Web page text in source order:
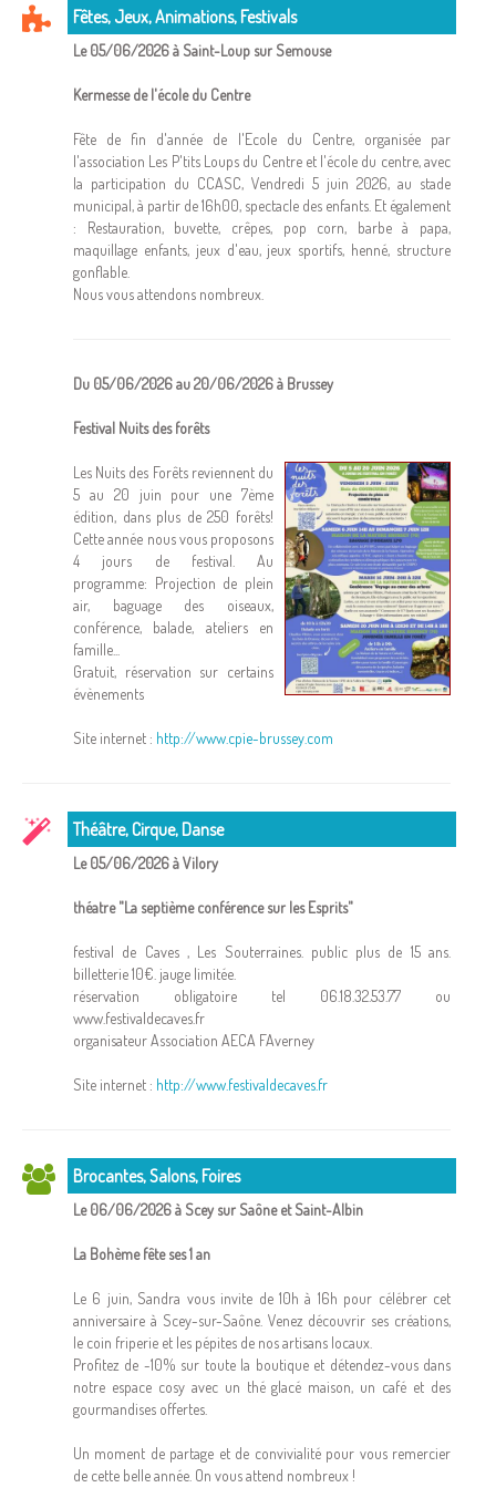
Fêtes, Jeux, Animations, Festivals
Le 05/06/2026 à Saint-Loup sur Semouse
Kermesse de l'école du Centre
Fête de fin d'année de l'Ecole du Centre, organisée par
l'association Les P'tits Loups du Centre et l'école du centre, avec
la participation du CCASC, Vendredi 5 juin 2026, au stade
municipal, à partir de 16h00, spectacle des enfants. Et également
: Restauration, buvette, crêpes, pop corn, barbe à papa,
maquillage enfants, jeux d'eau, jeux sportifs, henné, structure
gonflable.
Nous vous attendons nombreux.
Du 05/06/2026 au 20/06/2026 à Brussey
Festival Nuits des forêts
Les Nuits des Forêts reviennent du
5 au 20 juin pour une 7ème
édition, dans plus de 250 forêts!
Cette année nous vous proposons
4 jours de festival. Au
programme: Projection de plein
air, baguage des oiseaux,
conférence, balade, ateliers en
famille...
Gratuit, réservation sur certains
évènements
Site internet : http://www.cpie-brussey.com
Théâtre, Cirque, Danse
Le 05/06/2026 à Vilory
théatre "La septième conférence sur les Esprits"
festival de Caves , Les Souterraines. public plus de 15 ans.
billetterie 10€. jauge limitée.
réservation obligatoire tel 06.18.32.53.77 ou
www.festivaldecaves.fr
organisateur Association AECA FAverney
Site internet : http://www.festivaldecaves.fr
Brocantes, Salons, Foires
Le 06/06/2026 à Scey sur Saône et Saint-Albin
La Bohème fête ses 1 an
Le 6 juin, Sandra vous invite de 10h à 16h pour célébrer cet
anniversaire à Scey-sur-Saône. Venez découvrir ses créations,
le coin friperie et les pépites de nos artisans locaux.
Profitez de -10% sur toute la boutique et détendez-vous dans
notre espace cosy avec un thé glacé maison, un café et des
gourmandises offertes.
Un moment de partage et de convivialité pour vous remercier
de cette belle année. On vous attend nombreux !